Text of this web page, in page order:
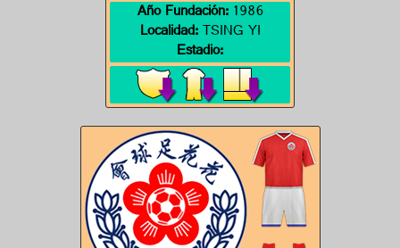
Año Fundación:1986
Localidad:TSING YI
Estadio: